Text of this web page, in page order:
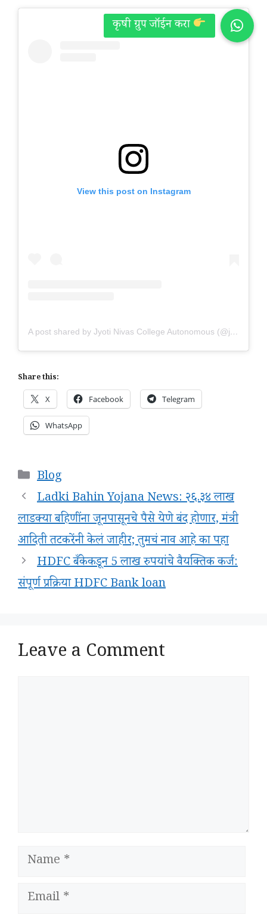
View this post on Instagram
A post shared by Jyoti Nivas College Autonomous (@jnc.studentcouncil)
Share this:
X Facebook Telegram
WhatsApp
Categories
Blog
Ladki Bahin Yojana News: २६.३४ लाख
लाडक्या बहिणींना जूनपासूनचे पैसे येणे बंद होणार, मंत्री
आदिती तटकरेंनी केलं जाहीर; तुमचं नाव आहे का पहा
HDFC बँकेकडून 5 लाख रुपयांचे वैयक्तिक कर्ज:
संपूर्ण प्रक्रिया HDFC Bank loan
Leave a Comment
Name
Email